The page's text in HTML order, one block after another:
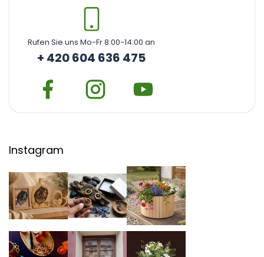
Rufen Sie uns Mo-Fr 8:00-14:00 an
+ 420 604 636 475
Instagram